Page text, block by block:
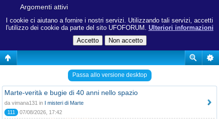
I cookie ci aiutano a fornire i nostri servizi. Utilizzando tali servizi, accetti
l'utilizzo dei cookie da parte del sito UFOFORUM. Ulteriori informazioni
Argomenti attivi
Passa allo versione desktop
Marte-verità e bugie di 40 anni nello spazio
da vimana131 in I misteri di Marte
111
07/08/2026, 17:42